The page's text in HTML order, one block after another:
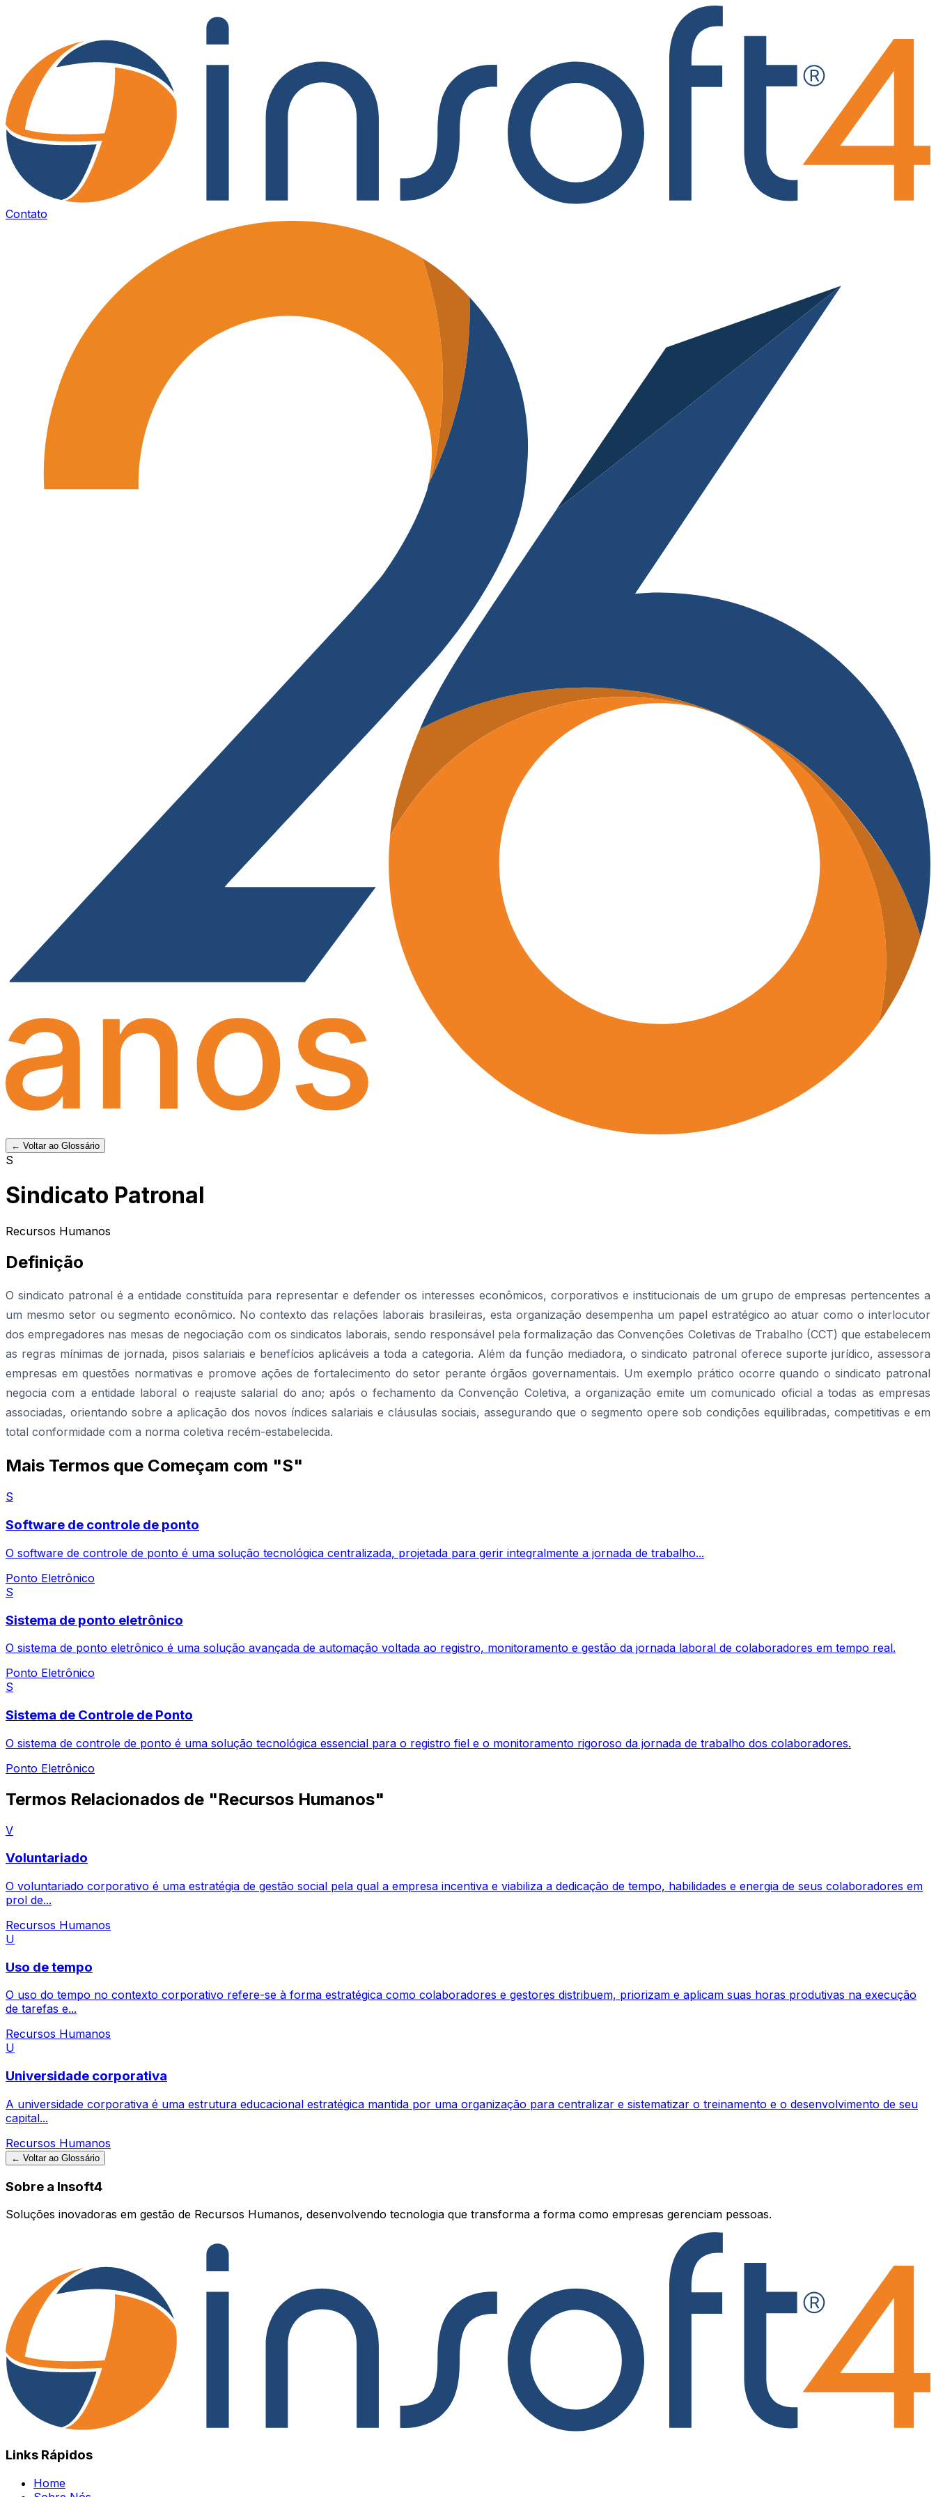
Contato
← Voltar ao Glossário
S
Sindicato Patronal
Recursos Humanos
Definição
O sindicato patronal é a entidade constituída para representar e defender os interesses econômicos, corporativos e institucionais de um grupo de empresas pertencentes a
um mesmo setor ou segmento econômico. No contexto das relações laborais brasileiras, esta organização desempenha um papel estratégico ao atuar como o interlocutor
dos empregadores nas mesas de negociação com os sindicatos laborais, sendo responsável pela formalização das Convenções Coletivas de Trabalho (CCT) que estabelecem
as regras mínimas de jornada, pisos salariais e benefícios aplicáveis a toda a categoria. Além da função mediadora, o sindicato patronal oferece suporte jurídico, assessora
empresas em questões normativas e promove ações de fortalecimento do setor perante órgãos governamentais. Um exemplo prático ocorre quando o sindicato patronal
negocia com a entidade laboral o reajuste salarial do ano; após o fechamento da Convenção Coletiva, a organização emite um comunicado oficial a todas as empresas
associadas, orientando sobre a aplicação dos novos índices salariais e cláusulas sociais, assegurando que o segmento opere sob condições equilibradas, competitivas e em
total conformidade com a norma coletiva recém-estabelecida.
Mais Termos que Começam com "S"
S
Software de controle de ponto
O software de controle de ponto é uma solução tecnológica centralizada, projetada para gerir integralmente a jornada de trabalho...
Ponto Eletrônico
S
Sistema de ponto eletrônico
O sistema de ponto eletrônico é uma solução avançada de automação voltada ao registro, monitoramento e gestão da jornada laboral de colaboradores em tempo real.
Ponto Eletrônico
S
Sistema de Controle de Ponto
O sistema de controle de ponto é uma solução tecnológica essencial para o registro fiel e o monitoramento rigoroso da jornada de trabalho dos colaboradores.
Ponto Eletrônico
Termos Relacionados de "Recursos Humanos"
V
Voluntariado
O voluntariado corporativo é uma estratégia de gestão social pela qual a empresa incentiva e viabiliza a dedicação de tempo, habilidades e energia de seus colaboradores em
prol de...
Recursos Humanos
U
Uso de tempo
O uso do tempo no contexto corporativo refere-se à forma estratégica como colaboradores e gestores distribuem, priorizam e aplicam suas horas produtivas na execução
de tarefas e...
Recursos Humanos
U
Universidade corporativa
A universidade corporativa é uma estrutura educacional estratégica mantida por uma organização para centralizar e sistematizar o treinamento e o desenvolvimento de seu
capital...
Recursos Humanos
← Voltar ao Glossário
Sobre a Insoft4
Soluções inovadoras em gestão de Recursos Humanos, desenvolvendo tecnologia que transforma a forma como empresas gerenciam pessoas.
Links Rápidos
Home